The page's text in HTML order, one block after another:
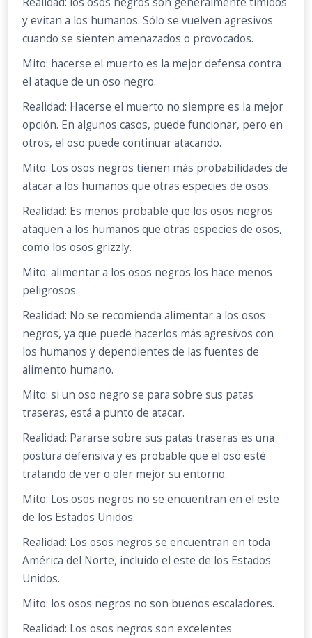
y evitan a los humanos. Sólo se vuelven agresivos
cuando se sienten amenazados o provocados.
Mito: hacerse el muerto es la mejor defensa contra
el ataque de un oso negro.
Realidad: Hacerse el muerto no siempre es la mejor
opción. En algunos casos, puede funcionar, pero en
otros, el oso puede continuar atacando.
Mito: Los osos negros tienen más probabilidades de
atacar a los humanos que otras especies de osos.
Realidad: Es menos probable que los osos negros
ataquen a los humanos que otras especies de osos,
como los osos grizzly.
Mito: alimentar a los osos negros los hace menos
peligrosos.
Realidad: No se recomienda alimentar a los osos
negros, ya que puede hacerlos más agresivos con
los humanos y dependientes de las fuentes de
alimento humano.
Mito: si un oso negro se para sobre sus patas
traseras, está a punto de atacar.
Realidad: Pararse sobre sus patas traseras es una
postura defensiva y es probable que el oso esté
tratando de ver o oler mejor su entorno.
Mito: Los osos negros no se encuentran en el este
de los Estados Unidos.
Realidad: Los osos negros se encuentran en toda
América del Norte, incluido el este de los Estados
Unidos.
Mito: los osos negros no son buenos escaladores.
Realidad: Los osos negros son excelentes